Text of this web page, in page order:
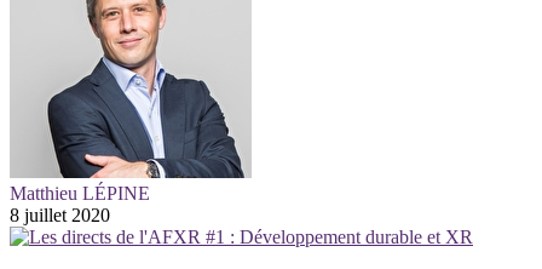
Matthieu LÉPINE
8 juillet 2020